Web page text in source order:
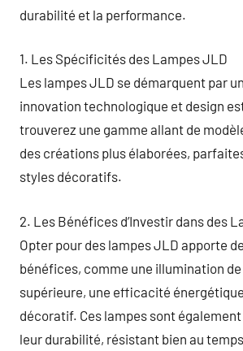
durabilité et la performance.
1. Les Spécificités des Lampes JLD
Les lampes JLD se démarquent par
innovation technologique et design
trouverez une gamme allant de
des créations plus élaborées,
styles décoratifs.
2. Les Bénéfices d’Investir dans des
Opter pour des lampes JLD apporte
bénéfices, comme une illumination
supérieure, une efficacité
décoratif. Ces lampes sont
leur durabilité, résistant bien au temps